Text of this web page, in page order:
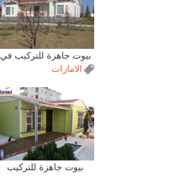
بيوت جاهزة للتركيب في
الامارات
بيوت جاهزة للتركيب